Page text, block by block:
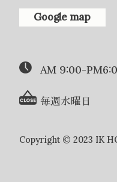
Google map
AM 9:00-
毎週水曜日
Copyright © 2023 IK